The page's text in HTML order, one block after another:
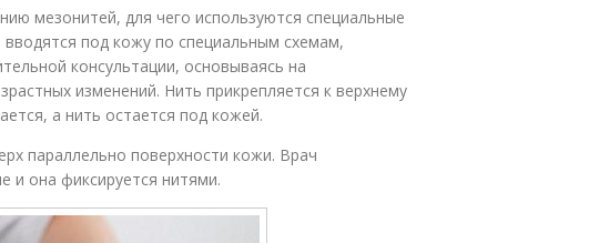
мезонитей, для чего используются специальные
под кожу по специальным схемам,
консультации, основываясь на
изменений. Нить прикрепляется к верхнему
а нить остается под кожей.
параллельно поверхности кожи. Врач
и она фиксируется нитями.